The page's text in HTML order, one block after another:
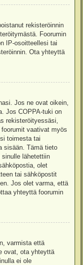
rekisteröinnin
Foorumin
IP-osoitteellesi tai
Ota yhteyttä
Jos ne ovat oikein,
Jos COPPA-tuki on
rekisteröityessäsi,
vaativat myös
toimesta tai
sisään. Tämä tieto
lähetettiin
olet
tai sähköpostit
Jos olet varma, että
yhteyttä foorumin
varmista että
ovat, ota yhteyttä
ei ole